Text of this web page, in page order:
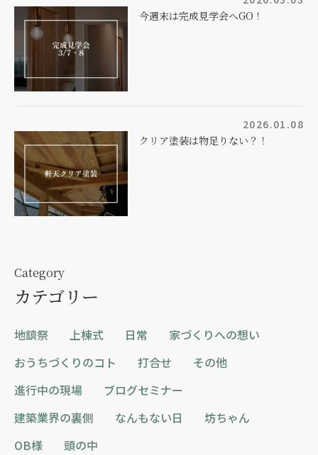
今週末は完成見学会へGO！
2026.01.08
クリア塗装は物足りない？！
Category
カテゴリー
地鎮祭 上棟式 日常
家づくりへの想い
おうちづくりのコト
打合せ
その他
進行中の現場
ブログセミナー
建築業界の裏側
なんもない日
坊ちゃん
OB様
頭の中